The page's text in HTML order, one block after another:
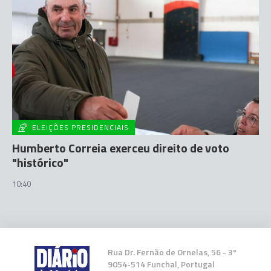
ELEIÇÕES PRESIDENCIAIS
Humberto Correia exerceu direito de voto
"histórico"
10:40
Rua Dr. Fernão de Ornelas, 56 - 3º
9054-514 Funchal, Portugal